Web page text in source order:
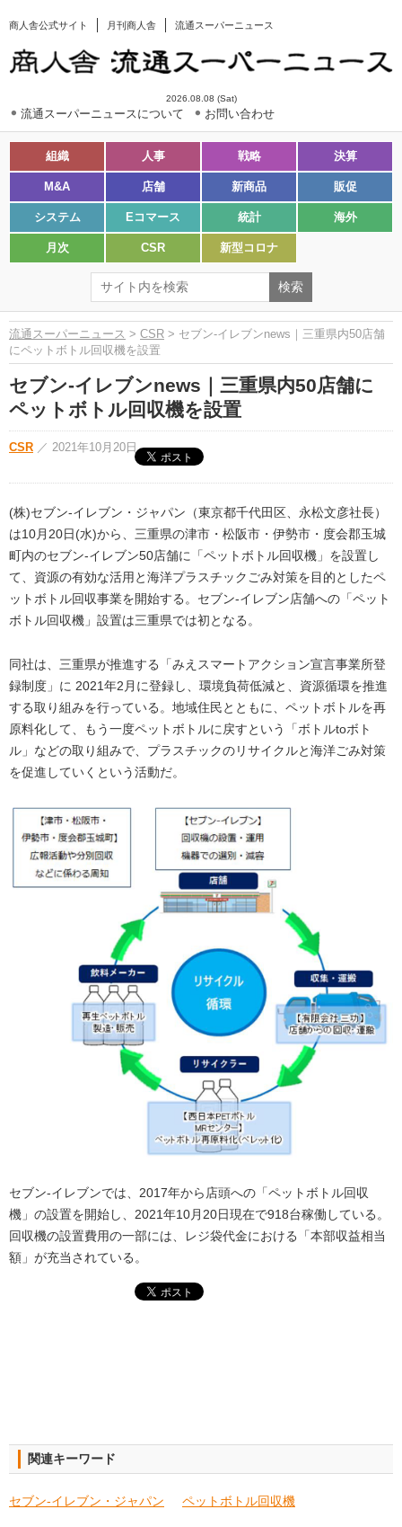
商人舎公式サイト 月刊商人舎 流通スーパーニュース
2026.08.08 (Sat)
流通スーパーニュースについて お問い合わせ
組織 人事 戦略 決算
M&A 店舗 新商品 販促
システム Eコマース 統計 海外
月次 CSR 新型コロナ
流通スーパーニュース > CSR > セブン-イレブンnews｜三重県内50店舗
にペットボトル回収機を設置
セブン-イレブンnews｜三重県内50店舗に
ペットボトル回収機を設置
CSR ／ 2021年10月20日
(株)セブン‐イレブン・ジャパン（東京都千代田区、永松文彦社長）
は10月20日(水)から、三重県の津市・松阪市・伊勢市・度会郡玉城
町内のセブン‐イレブン50店舗に「ペットボトル回収機」を設置し
て、資源の有効な活用と海洋プラスチックごみ対策を目的としたペ
ットボトル回収事業を開始する。セブン‐イレブン店舗への「ペット
ボトル回収機」設置は三重県では初となる。
同社は、三重県が推進する「みえスマートアクション宣言事業所登
録制度」に 2021年2月に登録し、環境負荷低減と、資源循環を推進
する取り組みを行っている。地域住民とともに、ペットボトルを再
原料化して、もう一度ペットボトルに戻すという「ボトルtoボト
ル」などの取り組みで、プラスチックのリサイクルと海洋ごみ対策
を促進していくという活動だ。
セブン‐イレブンでは、2017年から店頭への「ペットボトル回収
機」の設置を開始し、2021年10月20日現在で918台稼働している。
回収機の設置費用の一部には、レジ袋代金における「本部収益相当
額」が充当されている。
関連キーワード
セブン‐イレブン・ジャパン ペットボトル回収機